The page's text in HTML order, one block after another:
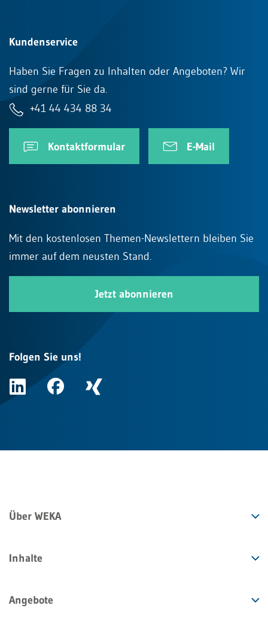
Kundenservice
Haben Sie Fragen zu Inhalten oder Angeboten? Wir
sind gerne für Sie da.
+41 44 434 88 34
Kontaktformular E-Mail
Newsletter abonnieren
Mit den kostenlosen Themen-Newslettern bleiben Sie
immer auf dem neusten Stand.
Jetzt abonnieren
Folgen Sie uns!
Über WEKA
Inhalte
Angebote